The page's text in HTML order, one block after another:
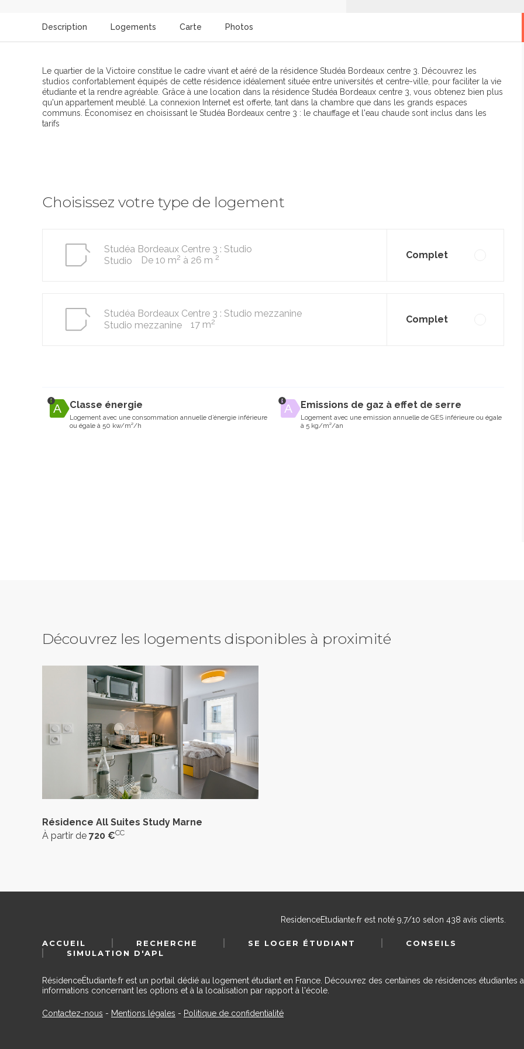
Description Logements Carte Photos
Le quartier de la Victoire constitue le cadre vivant et aéré de la résidence Studéa Bordeaux centre 3. Découvrez les
studios confortablement équipés de cette résidence idéalement située entre universités et centre-ville, pour faciliter la vie
étudiante et la rendre agréable. Grâce à une location dans la résidence Studéa Bordeaux centre 3, vous obtenez bien plus
qu'un appartement meublé. La connexion Internet est offerte, tant dans la chambre que dans les grands espaces
communs. Économisez en choisissant le Studéa Bordeaux centre 3 : le chauffage et l'eau chaude sont inclus dans les
tarifs
Choisissez votre type de logement
Studéa Bordeaux Centre 3 : Studio
Studio
De 10 m2 à 26 m 2 Complet
Studéa Bordeaux Centre 3 : Studio mezzanine
Studio mezzanine
17 m2 Complet
Classe énergie
Logement avec une consommation annuelle d’énergie inférieure
ou égale à 50 kw/m²/h
Emissions de gaz à effet de serre
Logement avec une emission annuelle de GES inférieure ou égale
à 5 kg/m²/an
Découvrez les logements disponibles à proximité
Résidence All Suites Study Marne
À partir de 720 €CC
ResidenceEtudiante.frest noté 9,7/10 selon 438 avis clients.
ACCUEIL RECHERCHE SE LOGER ÉTUDIANT
CONSEILS
SIMULATION D'APL
RésidenceÉtudiante.fr est un portail dédié au logement étudiant en France. Découvrez des centaines de résidences étudiantes
informations concernant les options et à la localisation par rapport à l'école.
Contactez-nous - Mentions légales - Politique de confidentialité